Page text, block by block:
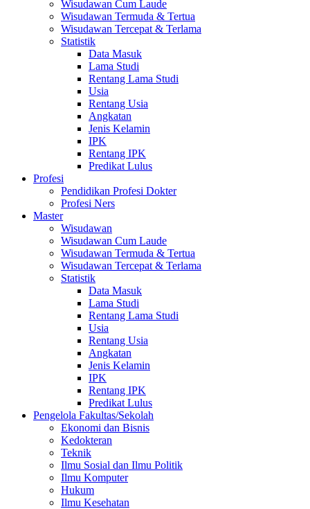
Wisudawan Cum Laude
Wisudawan Termuda & Tertua
Wisudawan Tercepat & Terlama
Statistik
Data Masuk
Lama Studi
Rentang Lama Studi
Usia
Rentang Usia
Angkatan
Jenis Kelamin
IPK
Rentang IPK
Predikat Lulus
Profesi
Pendidikan Profesi Dokter
Profesi Ners
Master
Wisudawan
Wisudawan Cum Laude
Wisudawan Termuda & Tertua
Wisudawan Tercepat & Terlama
Statistik
Data Masuk
Lama Studi
Rentang Lama Studi
Usia
Rentang Usia
Angkatan
Jenis Kelamin
IPK
Rentang IPK
Predikat Lulus
Pengelola Fakultas/Sekolah
Ekonomi dan Bisnis
Kedokteran
Teknik
Ilmu Sosial dan Ilmu Politik
Ilmu Komputer
Hukum
Ilmu Kesehatan